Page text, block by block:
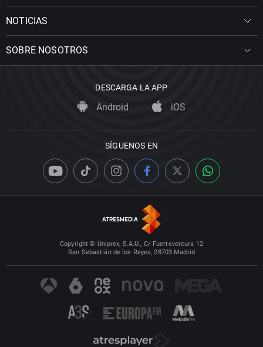
NOTICIAS
SOBRE NOSOTROS
DESCARGA LA APP
Android iOS
SÍGUENOS EN
Copyright © Uniprex, S.A.U., C/ Fuerteventura 12
San Sebastián de los Reyes, 28703 Madrid